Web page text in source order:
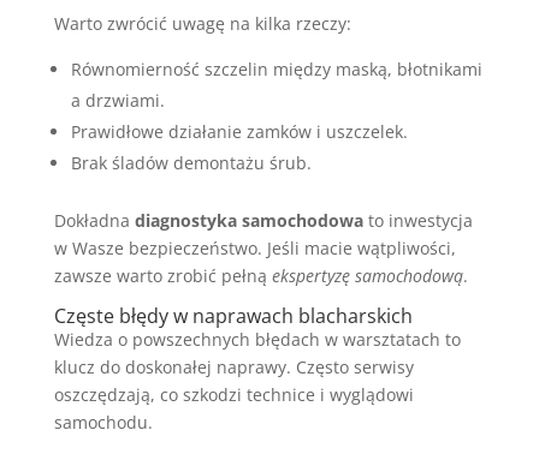
Warto zwrócić uwagę na kilka rzeczy:
Równomierność szczelin między maską, błotnikami
a drzwiami.
Prawidłowe działanie zamków i uszczelek.
Brak śladów demontażu śrub.
Dokładna diagnostyka samochodowato inwestycja
w Wasze bezpieczeństwo. Jeśli macie wątpliwości,
zawsze warto zrobić pełną ekspertyzę samochodową.
Częste błędy w naprawach blacharskich
Wiedza o powszechnych błędach w warsztatach to
klucz do doskonałej naprawy. Często serwisy
oszczędzają, co szkodzi technice i wyglądowi
samochodu.